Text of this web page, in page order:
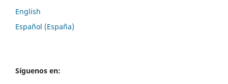
English
Español (España)
Síguenos en: